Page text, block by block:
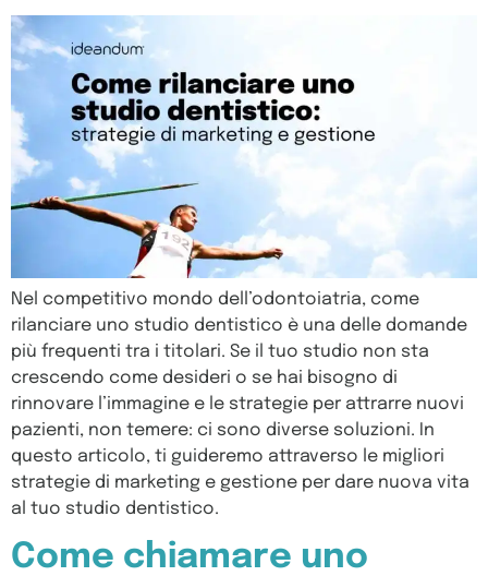
Nel competitivo mondo dell’odontoiatria, come
rilanciare uno studio dentistico è una delle domande
più frequenti tra i titolari. Se il tuo studio non sta
crescendo come desideri o se hai bisogno di
rinnovare l’immagine e le strategie per attrarre nuovi
pazienti, non temere: ci sono diverse soluzioni. In
questo articolo, ti guideremo attraverso le migliori
strategie di marketing e gestione per dare nuova vita
al tuo studio dentistico.
Come chiamare uno